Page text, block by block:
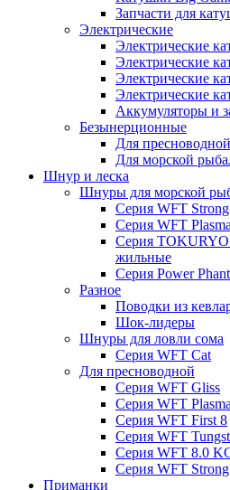
Запчасти для
Электрические
Электрические
Электрические
Электрические
Электрические
Аккумуляторы и
Безынерционные
Для
Для морской
Шнур и леска
Шнуры для морской
Серия WFT
Серия WFT
Серия TOKURYO
жильные
Серия Power
Разное
Поводки из
Шок-лидеры
Шнуры для ловли сома
Серия WFT Cat
Для пресноводной
Серия WFT Gliss
Серия WFT Plasma
Серия WFT First 8
Серия WFT
Серия WFT 8.0
Серия WFT Strong
Приманки